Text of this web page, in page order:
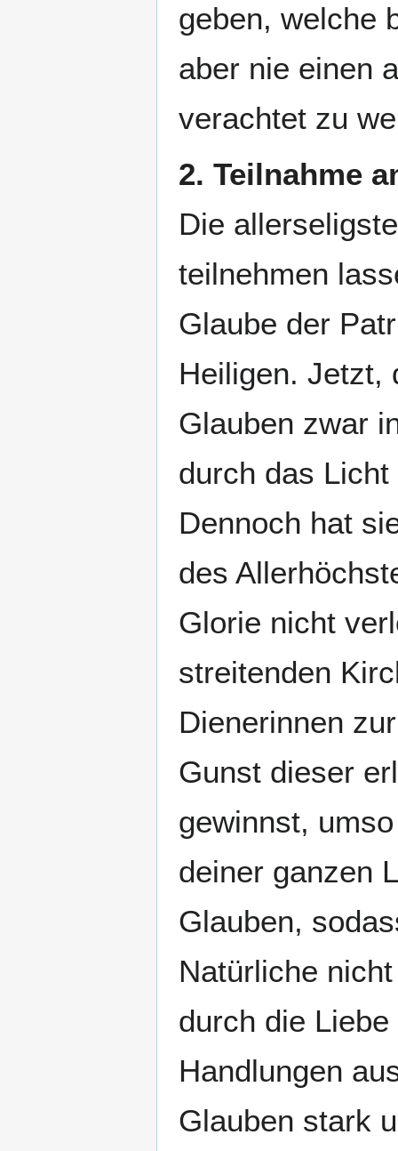
geben, welche
aber nie einen
verachtet zu
2. Teilnahme
Die
teilnehmen
Glaube der
Heiligen. Jetzt,
Glauben zwar
durch das
Dennoch hat
des
Glorie nicht
streitenden
Dienerinnen
Gunst dieser
gewinnst,
deiner ganzen
Glauben,
Natürliche
durch die
Handlungen
Glauben stark